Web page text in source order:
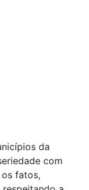
da
com
fatos,